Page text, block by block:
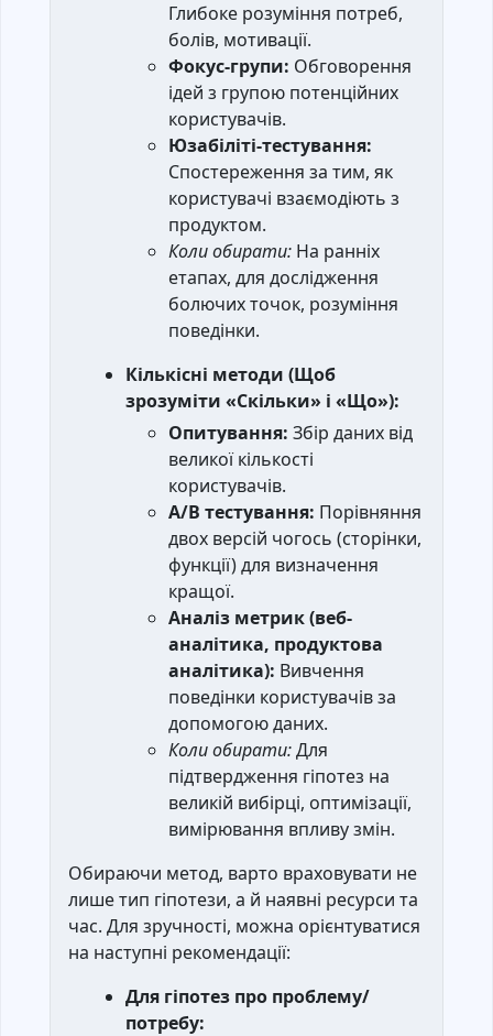
Глибоке розуміння потреб,
болів, мотивації.
Фокус-групи: Обговорення
ідей з групою потенційних
користувачів.
Юзабіліті-тестування:
Спостереження за тим, як
користувачі взаємодіють з
продуктом.
Коли обирати: На ранніх
етапах, для дослідження
болючих точок, розуміння
поведінки.
Кількісні методи (Щоб
зрозуміти «Скільки» і «Що»):
Опитування: Збір даних від
великої кількості
користувачів.
A/B тестування: Порівняння
двох версій чогось (сторінки,
функції) для визначення
кращої.
Аналіз метрик (веб-
аналітика, продуктова
аналітика): Вивчення
поведінки користувачів за
допомогою даних.
Коли обирати:Для
підтвердження гіпотез на
великій вибірці, оптимізації,
вимірювання впливу змін.
Обираючи метод, варто враховувати не
лише тип гіпотези, а й наявні ресурси та
час. Для зручності, можна орієнтуватися
на наступні рекомендації:
Для гіпотез про проблему/
потребу: